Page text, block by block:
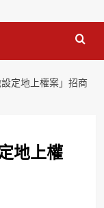
設定地上權案」招商
地上權